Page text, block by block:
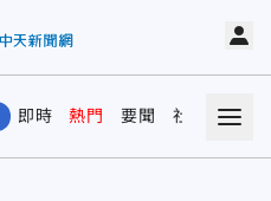
即時 熱門 要聞 社會 娛樂